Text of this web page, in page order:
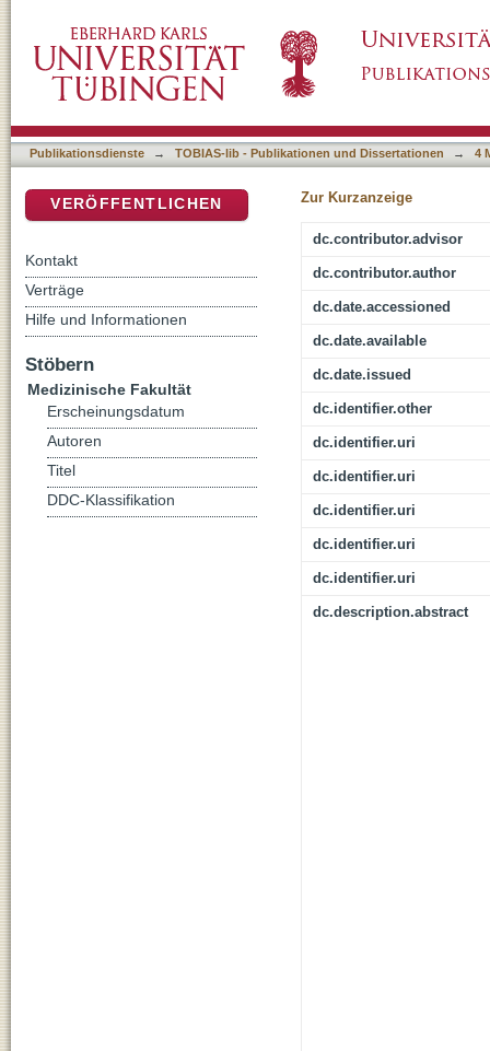
Erkrankungen? Testung von Tremores in
Publikationsdienste → TOBIAS-lib - Publikationen und Dissertationen → 4
Zur Kurzanzeige
dc.contributor.advisor
dc.contributor.author
dc.date.accessioned
dc.date.available
dc.date.issued
dc.identifier.other
dc.identifier.uri
dc.identifier.uri
dc.identifier.uri
dc.identifier.uri
dc.identifier.uri
dc.description.abstract
VERÖFFENTLICHEN
Kontakt
Verträge
Hilfe und Informationen
Stöbern
Medizinische Fakultät
Erscheinungsdatum
Autoren
Titel
DDC-Klassifikation